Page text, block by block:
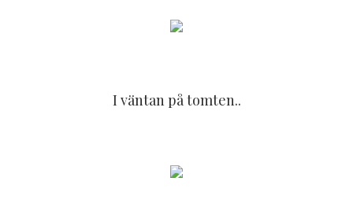
I väntan på tomten..